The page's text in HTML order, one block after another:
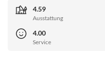
4.59
Ausstattung
4.00
Service